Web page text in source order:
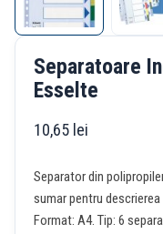
Separatoare
Esselte
10,65 lei
Separator din
sumar pentru
Format: A4. Tip: 6